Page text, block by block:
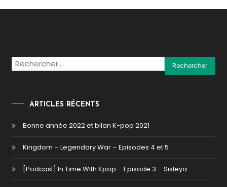
Rechercher :
ARTICLES RÉCENTS
Bonne année 2022 et bilan K-pop 2021
Kingdom – Legendary War – Episodes 4 et 5
[Podcast] In Time With Kpop – Episode 3 – Sisleya